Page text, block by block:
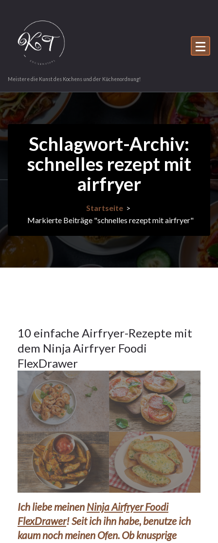
springen
Meistere die Kunst des Kochens und der Küchenordnung!
Schlagwort-Archiv:
schnelles rezept mit
airfryer
Startseite >
Markierte Beiträge "schnelles rezept mit airfryer"
8
NOV.
2025
8Nov.
2025
Allgemein
10 einfache Airfryer-Rezepte mit
dem Ninja Airfryer Foodi
FlexDrawer
Ich liebe meinen Ninja Airfryer Foodi
FlexDrawer! Seit ich ihn habe, benutze ich
kaum noch meinen Ofen. Ob knusprige